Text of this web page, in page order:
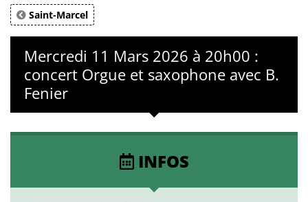
Saint-Marcel
Mercredi 11 Mars 2026 à 20h00 :
concert Orgue et saxophone avec B.
Fenier
INFOS